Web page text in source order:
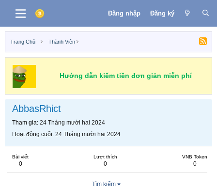
Đăng nhập Đăng ký
Trang Chủ Thành Viên
Hướng dẫn kiếm tiền đơn giản miễn phí
AbbasRhict
Tham gia 24 Tháng mười hai 2024
Hoạt động cuối 24 Tháng mười hai 2024
Bài viết
0
Lượt thích
0
VNB Token
0
Tìm kiếm